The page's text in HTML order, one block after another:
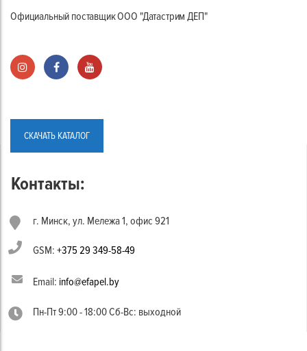
Официальный поставщик ООО "Датастрим ДЕП"
СКАЧАТЬ КАТАЛОГ
Контакты:
г. Минск, ул. Мележа 1, офис 921
GSM: +375 29 349-58-49
Email: info@efapel.by
Пн-Пт 9:00 - 18:00 Сб-Вс: выходной